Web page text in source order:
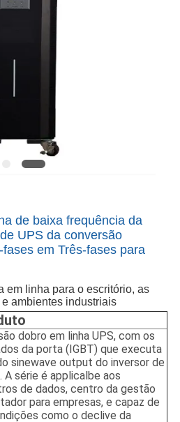
de baixa frequência da
UPS da conversão
em Três-fases para
em linha para o escritório, as
ambientes industriais
dobro em linha UPS, com os
da porta (IGBT) que executa
sinewave output do inversor de
série é applicalbe aos
de dados, centro da gestão
para empresas, e capaz de
como o declive da